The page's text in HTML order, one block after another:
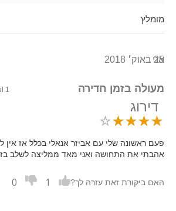
מומלץ
אני
25 באוק׳ 2018
מעולה בזמן חדירה 1 people found this helpful
דירוג
פעם ראשונה שלי עם אביזר אנאלי בכלל אז אין
אהבתי את התחושה ואני מאד ממליצה לשלב
האם ביקורת זאת עזרה לך? 1
0